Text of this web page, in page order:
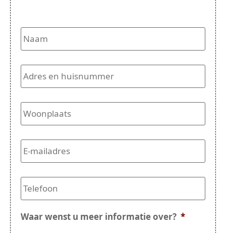
Naam *
Adres
en
huisnummer *
Woonplaats *
E-
mailadres *
Telefoon *
Waar wenst u meer informatie over? *